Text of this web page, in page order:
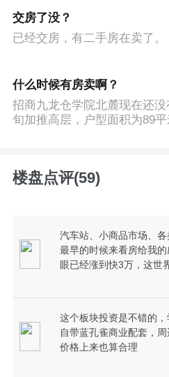
交房了没？
已经交房，有二手房在卖了。
什么时候有房卖啊？
招商九龙仓学院北麓现在还
旬加推高层，户型面积为89
楼盘点评(59)
汽车站、小商品市场、
最早的时候来看房给我
眼已经涨到快3万，这世
这个板块投资是不错的
自带蓝孔雀商业配套，
价格上来也算合理